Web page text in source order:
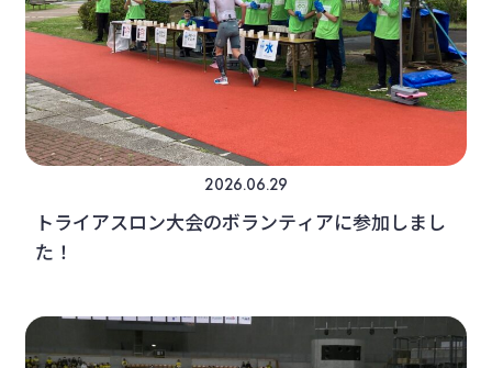
2026.06.29
トライアスロン大会のボランティアに参加しまし
た！